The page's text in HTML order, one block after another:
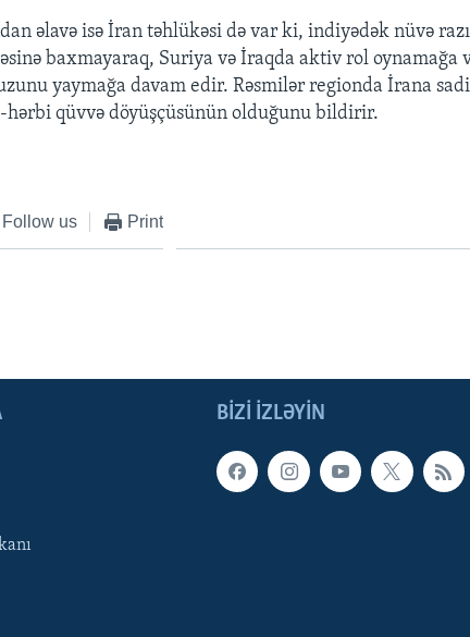
əlavə isə İran təhlükəsi də var ki, indiyədək nüvə
baxmayaraq, Suriya və İraqda aktiv rol oynamağa
yaymağa davam edir. Rəsmilər regionda İrana
hərbi qüvvə döyüşçüsünün olduğunu bildirir.
Follow us Print
BIZI IZLƏYIN